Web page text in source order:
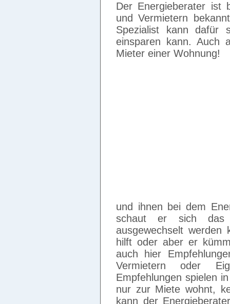
Der Energieberater ist
und Vermietern
Spezialist kann dafür
einsparen kann. Auch
Mieter einer Wohnung!
und ihnen bei dem
schaut er sich das
ausgewechselt
hilft oder aber er
auch hier
Vermietern oder
Empfehlungen spielen
nur zur Miete wohnt,
kann der